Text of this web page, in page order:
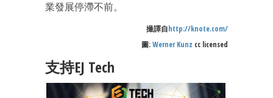
業發展停滯不前。
撮譯自http://knote.com/
圖:Werner Kunz cc licensed
支持EJ Tech